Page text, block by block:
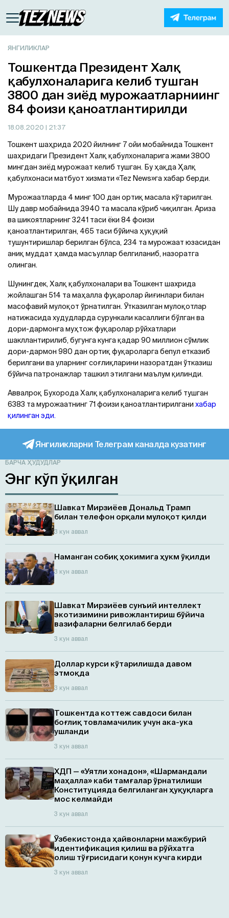
ЯНГИЛИКЛАР
Тошкентда Президент Халқ
қабулхоналарига келиб тушган
3800 дан зиёд мурожаатларниинг
84 фоизи қаноатлантирилди
18.08.2020 | 21:37
Тошкент шаҳрида 2020 йилнинг 7 ойи мобайнида Тошкент
шаҳридаги Президент Халқ қабулхоналарига жами 3800
мингдан зиёд мурожаат келиб тушган. Бу ҳақда Ҳалқ
қабулхонаси матбуот хизмати «Tez News»га хабар берди.
Мурожаатларда 4 минг 100 дан ортиқ масала кўтарилган.
Шу давр мобайнида 3940 та масала кўриб чиқилган. Ариза
ва шикоятларнинг 3241 таси ёки 84 фоизи
қаноатлантирилган, 465 таси бўйича ҳуқуқий
тушунтиришлар берилган бўлса, 234 та мурожаат юзасидан
аниқ муддат ҳамда масъуллар белгиланиб, назоратга
олинган.
Шунингдек, Халқ қабулхоналари ва Тошкент шахрида
жойлашган 514 та маҳалла фуқаролар йиғинлари билан
масофавий мулоқот ўрнатилган. Ўтказилган мулоқотлар
натижасида худудларда сурункали касаллиги бўлган ва
дори-дармонга муҳтож фуқаролар рўйхатлари
шакллантирилиб, бугунга кунга қадар 90 миллион сўмлик
дори-дармон 980 дан ортиқ фуқароларга бепул етказиб
берилгани ва уларнинг соғлиқларини назоратдан ўтказиш
бўйича патронажлар ташкил этилгани маълум қилинди.
Аввалроқ Бухорода Халқ қабулхоналарига келиб тушган
6383 та мурожаатнинг 71 фоизи қаноатлантирилгани хабар
қилинган эди.
Янгиликларни Телеграм каналда кузатинг
БАРЧА ҲУДУДЛАР
Энг кўп ўқилган
Шавкат Мирзиёев Дональд Трамп
билан телефон орқали мулоқот қилди
3 кун аввал
Наманган собиқ ҳокимига ҳукм ўқилди
3 кун аввал
Шавкат Мирзиёев сунъий интеллект
экотизимини ривожлантириш бўйича
вазифаларни белгилаб берди
3 кун аввал
Доллар курси кўтарилишда давом
этмоқда
3 кун аввал
Тошкентда коттеж савдоси билан
боғлиқ товламачилик учун ака-ука
ушланди
3 кун аввал
ХДП — «Уятли хонадон», «Шармандали
маҳалла» каби тамғалар ўрнатилиши
Конституцияда белгиланган ҳуқуқларга
мос келмайди
3 кун аввал
Ўзбекистонда ҳайвонларни мажбурий
идентификация қилиш ва рўйхатга
олиш тўғрисидаги қонун кучга кирди
3 кун аввал